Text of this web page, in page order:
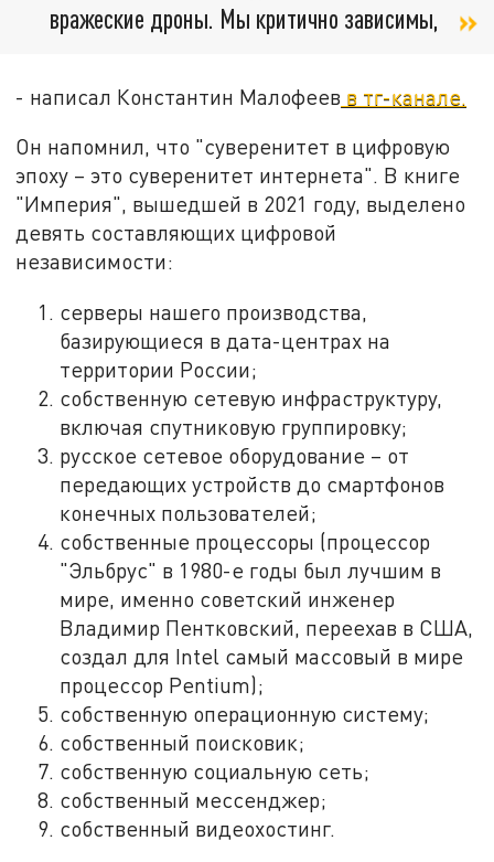
вражеские дроны. Мы критично зависимы,
- написал Константин Малофеев в тг-канале.
Он напомнил, что "суверенитет в цифровую
эпоху – это суверенитет интернета". В книге
"Империя", вышедшей в 2021 году, выделено
девять составляющих цифровой
независимости:
серверы нашего производства,
базирующиеся в дата-центрах на
территории России;
собственную сетевую инфраструктуру,
включая спутниковую группировку;
русское сетевое оборудование – от
передающих устройств до смартфонов
конечных пользователей;
собственные процессоры (процессор
"Эльбрус" в 1980-е годы был лучшим в
мире, именно советский инженер
Владимир Пентковский, переехав в США,
создал для Intel самый массовый в мире
процессор Pentium);
собственную операционную систему;
собственный поисковик;
собственную социальную сеть;
собственный мессенджер;
собственный видеохостинг.